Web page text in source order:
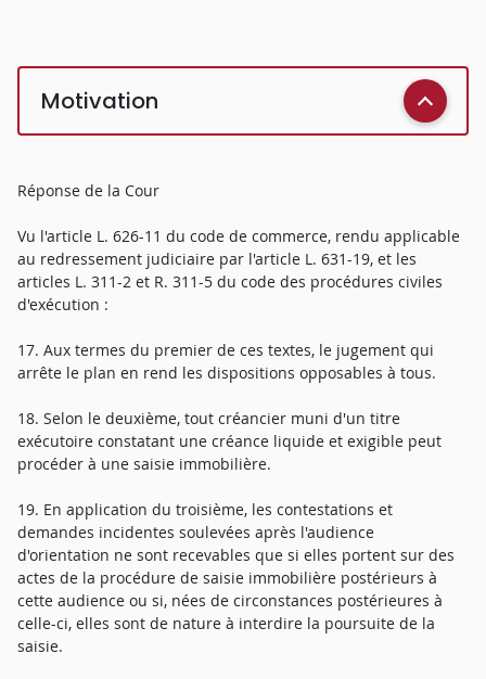
Motivation
Réponse de la Cour
Vu l'article L. 626-11 du code de commerce, rendu applicable
au redressement judiciaire par l'article L. 631-19, et les
articles L. 311-2 et R. 311-5 du code des procédures civiles
d'exécution :
17. Aux termes du premier de ces textes, le jugement qui
arrête le plan en rend les dispositions opposables à tous.
18. Selon le deuxième, tout créancier muni d'un titre
exécutoire constatant une créance liquide et exigible peut
procéder à une saisie immobilière.
19. En application du troisième, les contestations et
demandes incidentes soulevées après l'audience
d'orientation ne sont recevables que si elles portent sur des
actes de la procédure de saisie immobilière postérieurs à
cette audience ou si, nées de circonstances postérieures à
celle-ci, elles sont de nature à interdire la poursuite de la
saisie.